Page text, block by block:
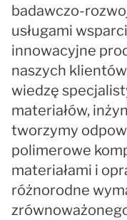
badawczo-
usługami
innowacyjne
naszych
wiedzę
materiałów,
tworzymy
polimerowe
materiałami i
różnorodne